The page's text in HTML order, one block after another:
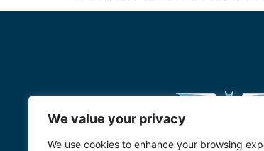
We value your privacy
We use cookies to enhance your browsing